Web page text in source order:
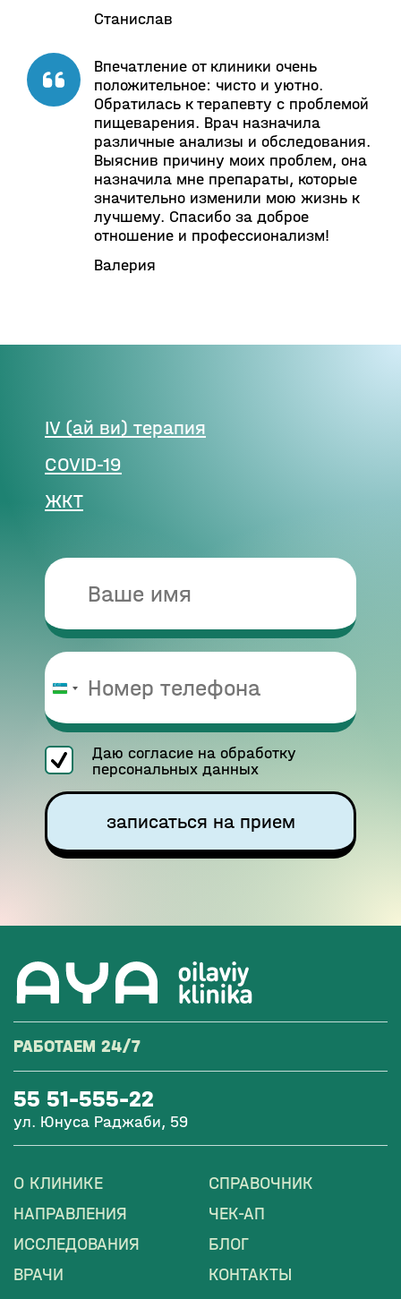
IV (ай ви) терапия
COVID-19
ЖКТ
Узбекистан
Даю согласие на обработку
персональных данных
записаться на прием
Станислав
Впечатление от клиники очень
положительное: чисто и уютно.
Обратилась к терапевту с проблемой
пищеварения. Врач назначила
различные анализы и обследования.
Выяснив причину моих проблем, она
назначила мне препараты, которые
значительно изменили мою жизнь к
лучшему. Спасибо за доброе
отношение и профессионализм!
Валерия
РАБОТАЕМ 24/7
55 51-555-22
ул. Юнуса Раджаби, 59
О КЛИНИКЕ
НАПРАВЛЕНИЯ
ИССЛЕДОВАНИЯ
ВРАЧИ
СПРАВОЧНИК
ЧЕК-АП
БЛОГ
КОНТАКТЫ